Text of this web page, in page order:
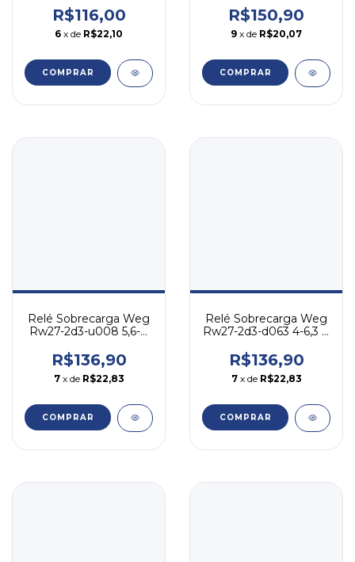
R$116,00
6 x de R$22,10
COMPRAR
R$150,90
9 x de R$20,07
COMPRAR
Relé Sobrecarga Weg
Rw27-2d3-u008 5,6-8
R$136,90
7 x de R$22,83
COMPRAR
Relé Sobrecarga Weg
Rw27-2d3-d063 4-6,3 A
R$136,90
7 x de R$22,83
COMPRAR